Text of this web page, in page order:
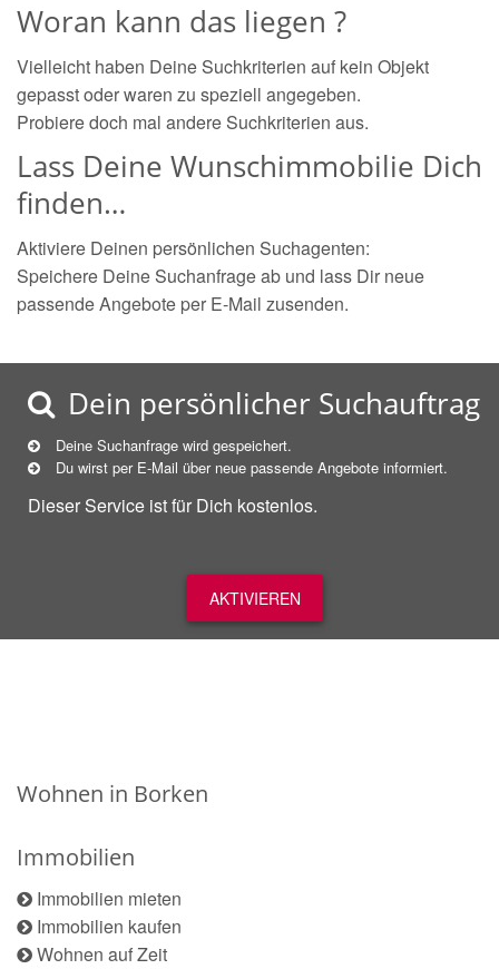
Woran kann das liegen ?
Vielleicht haben Deine Suchkriterien auf kein Objekt
gepasst oder waren zu speziell angegeben.
Probiere doch mal andere Suchkriterien aus.
Lass Deine Wunschimmobilie Dich
finden…
Aktiviere Deinen persönlichen Suchagenten:
Speichere Deine Suchanfrage ab und lass Dir neue
passende Angebote per E-Mail zusenden.
Dein persönlicher Suchauftrag
Deine Suchanfrage wird gespeichert.
Du wirst per E-Mail über neue passende Angebote informiert.
Dieser Service ist für Dich kostenlos.
AKTIVIEREN
Wohnen in Borken
Immobilien
Immobilien mieten
Immobilien kaufen
Wohnen auf Zeit